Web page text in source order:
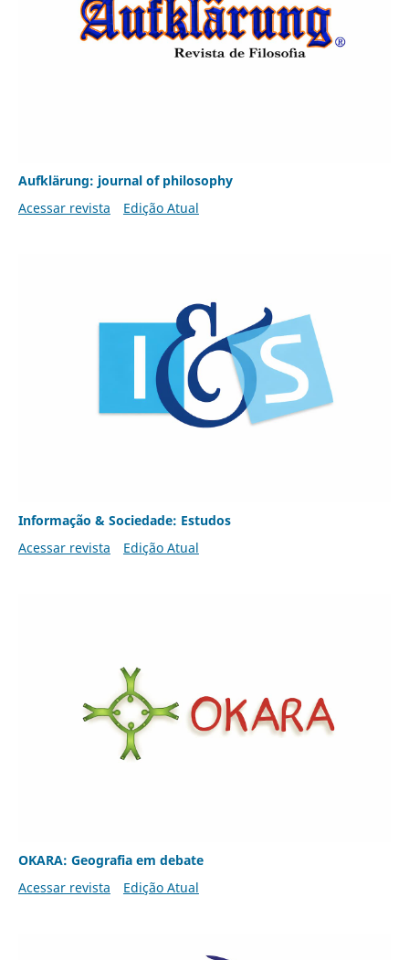
Aufklärung: journal of philosophy
Acessar revista
Edição Atual
Informação & Sociedade: Estudos
Acessar revista
Edição Atual
OKARA: Geografia em debate
Acessar revista
Edição Atual